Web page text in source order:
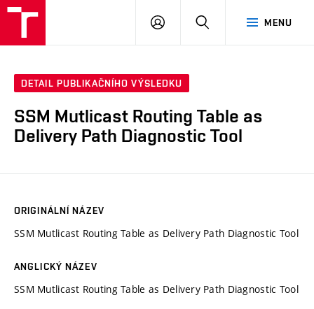
MENU
PŘIHLÁSIT
DETAIL PUBLIKAČNÍHO VÝSLEDKU
SSM Mutlicast Routing Table as
Delivery Path Diagnostic Tool
ORIGINÁLNÍ NÁZEV
SSM Mutlicast Routing Table as Delivery Path Diagnostic Tool
ANGLICKÝ NÁZEV
SSM Mutlicast Routing Table as Delivery Path Diagnostic Tool